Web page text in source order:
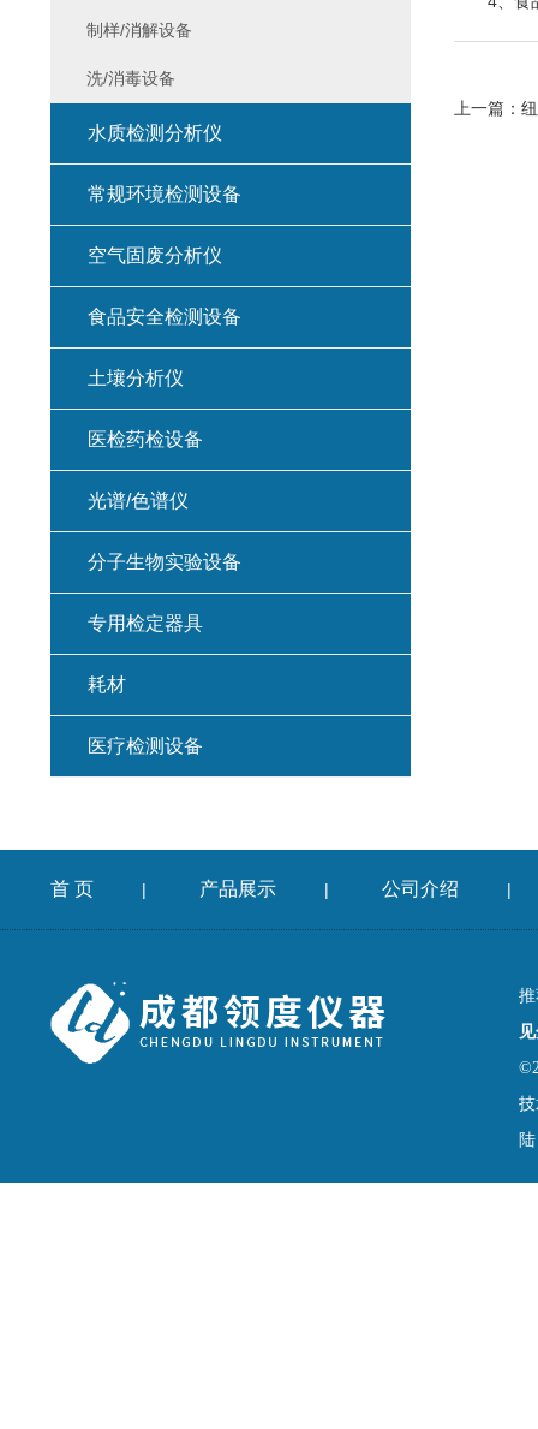
上一篇：
制样/消解设备
洗/消毒设备
水质检测分析仪
常规环境检测设备
空气固废分析仪
食品安全检测设备
土壤分析仪
医检药检设备
光谱/色谱仪
分子生物实验设备
专用检定器具
耗材
医疗检测设备
首 页 | 产品展示 | 公司介绍 |
陆